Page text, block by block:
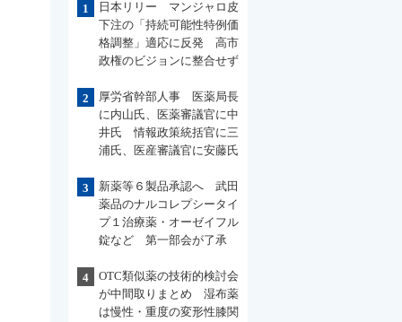
1
日本リリー マンジャロ皮
下注の「持続可能性特例価
格調整」適応に反発 高市
政権のビジョンに整合せず
2
厚労省幹部人事 医薬局長
に内山氏、医薬審議官に中
井氏 情報政策統括官に三
浦氏、医産審議官に安藤氏
3
新薬等６製品承認へ 武田
薬品のナルコレプシータイ
プ１治療薬・オーゼイフル
錠など 第一部会が了承
4
OTC類似薬の技術的検討会
が中間取りまとめ 湿布薬
は慢性・重度の変形性膝関